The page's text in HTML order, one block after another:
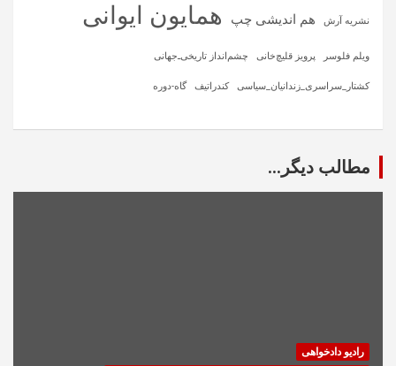
نشریه آرش هم اندیشی چپ همایون ایوانی
ویلم فلوسر پرویز قلیچ‌خانی چشم‌انداز تاریخی‌ـ‌جهانی
کشتار_سراسری_زندانیان_سیاسی کندراتیف گاه-دوره
مطالب دیگر...
رادیو دادخواهی